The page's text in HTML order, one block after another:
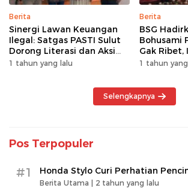
Berita
Sinergi Lawan Keuangan
Ilegal: Satgas PASTI Sulut
Dorong Literasi dan Aksi
Kolektif Masyarakat
1 tahun yang lalu
Berita
BSG
Bohusami
Gak Ribet,
Depan
1 tahun
Selengkapnya
Pos Terpopuler
#1 Honda Stylo Curi Perhatian
Berita Utama | 2 tahun yang lalu